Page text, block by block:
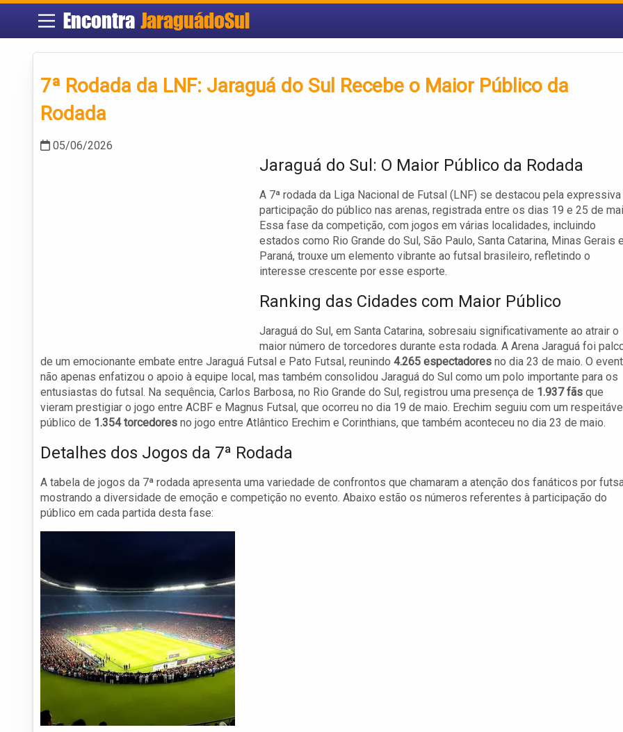
Encontra JaraguádoSul
7ª Rodada da LNF: Jaraguá do Sul Recebe o Maior Público da
Rodada
05/06/2026
Jaraguá do Sul: O Maior Público da Rodada
A 7ª rodada da Liga Nacional de Futsal (LNF) se destacou pela expressiva
participação do público nas arenas, registrada entre os dias 19 e 25 de
Essa fase da competição, com jogos em várias localidades, incluindo
estados como Rio Grande do Sul, São Paulo, Santa Catarina, Minas Gerais
Paraná, trouxe um elemento vibrante ao futsal brasileiro, refletindo o
interesse crescente por esse esporte.
Ranking das Cidades com Maior Público
Jaraguá do Sul, em Santa Catarina, sobresaiu significativamente ao atrair o
maior número de torcedores durante esta rodada. A Arena Jaraguá foi
de um emocionante embate entre Jaraguá Futsal e Pato Futsal, reunindo 4.265 espectadores no dia 23 de maio. O
não apenas enfatizou o apoio à equipe local, mas também consolidou Jaraguá do Sul como um polo importante para os
entusiastas do futsal. Na sequência, Carlos Barbosa, no Rio Grande do Sul, registrou uma presença de 1.937 fãs que
vieram prestigiar o jogo entre ACBF e Magnus Futsal, que ocorreu no dia 19 de maio. Erechim seguiu com um
público de 1.354 torcedores no jogo entre Atlântico Erechim e Corinthians, que também aconteceu no dia 23 de maio.
Detalhes dos Jogos da 7ª Rodada
A tabela de jogos da 7ª rodada apresenta uma variedade de confrontos que chamaram a atenção dos fanáticos por
mostrando a diversidade de emoção e competição no evento. Abaixo estão os números referentes à participação do
público em cada partida desta fase: